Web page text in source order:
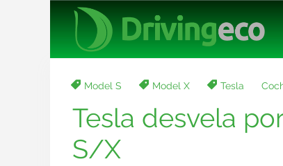
Model S Model X Tesla
Tesla desvela
S/X